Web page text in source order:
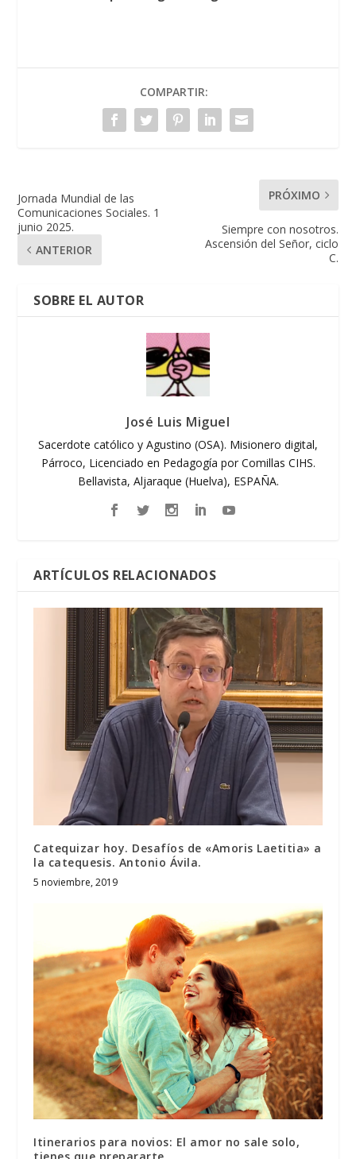
COMPARTIR:
Jornada Mundial de las
Comunicaciones Sociales. 1
junio 2025.
ANTERIOR
PRÓXIMO
Siempre con nosotros.
Ascensión del Señor, ciclo
C.
SOBRE EL AUTOR
José Luis Miguel
Sacerdote católico y Agustino (OSA). Misionero digital,
Párroco, Licenciado en Pedagogía por Comillas CIHS.
Bellavista, Aljaraque (Huelva), ESPAÑA.
ARTÍCULOS RELACIONADOS
Catequizar hoy. Desafíos de «Amoris Laetitia» a
la catequesis. Antonio Ávila.
5 noviembre, 2019
Itinerarios para novios: El amor no sale solo,